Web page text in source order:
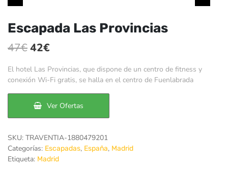
Escapada Las Provincias
47€El
precio
original
era:
47€.
42€
precio
actual
es:
42€.
El hotel Las Provincias, que dispone de un centro de fitness y
conexión Wi-Fi gratis, se halla en el centro de Fuenlabrada
Ver Ofertas
SKU: TRAVENTIA-1880479201
Categorías: Escapadas, España, Madrid
Etiqueta: Madrid